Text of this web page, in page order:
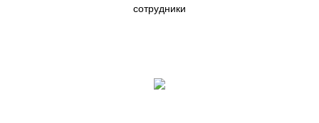
сотрудники